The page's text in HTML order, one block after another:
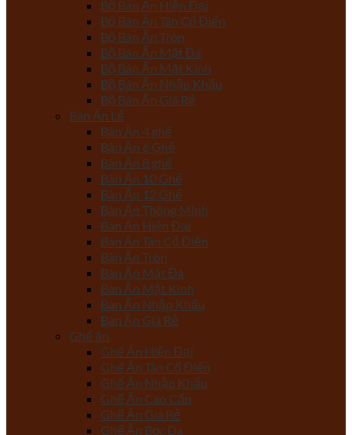
Bộ Bàn Ăn Hiện Đại
Bộ Bàn Ăn Tân Cổ Điển
Bộ Bàn Ăn Tròn
Bộ Bàn Ăn Mặt Đá
Bộ Bàn Ăn Mặt Kính
Bộ Bàn Ăn Nhập Khẩu
Bộ Bàn Ăn Giá Rẻ
Bàn Ăn Lẻ
Bàn Ăn 4 ghế
Bàn Ăn 6 Ghế
Bàn Ăn 8 ghế
Bàn Ăn 10 Ghế
Bàn Ăn 12 Ghế
Bàn Ăn Thông Minh
Bàn Ăn Hiện Đại
Bàn Ăn Tân Cổ Điển
Bàn Ăn Tròn
Bàn Ăn Mặt Đá
Bàn Ăn Mặt Kính
Bàn Ăn Nhập Khẩu
Bàn Ăn Giá Rẻ
Ghế ăn
Ghế Ăn Hiện Đại
Ghế Ăn Tân Cổ Điển
Ghế Ăn Nhập Khẩu
Ghế Ăn Cao Cấp
Ghế Ăn Giá Rẻ
Ghế Ăn Bọc Da